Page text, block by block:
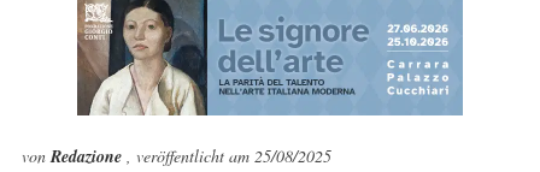
vonRedazione , veröffentlicht am 25/08/2025